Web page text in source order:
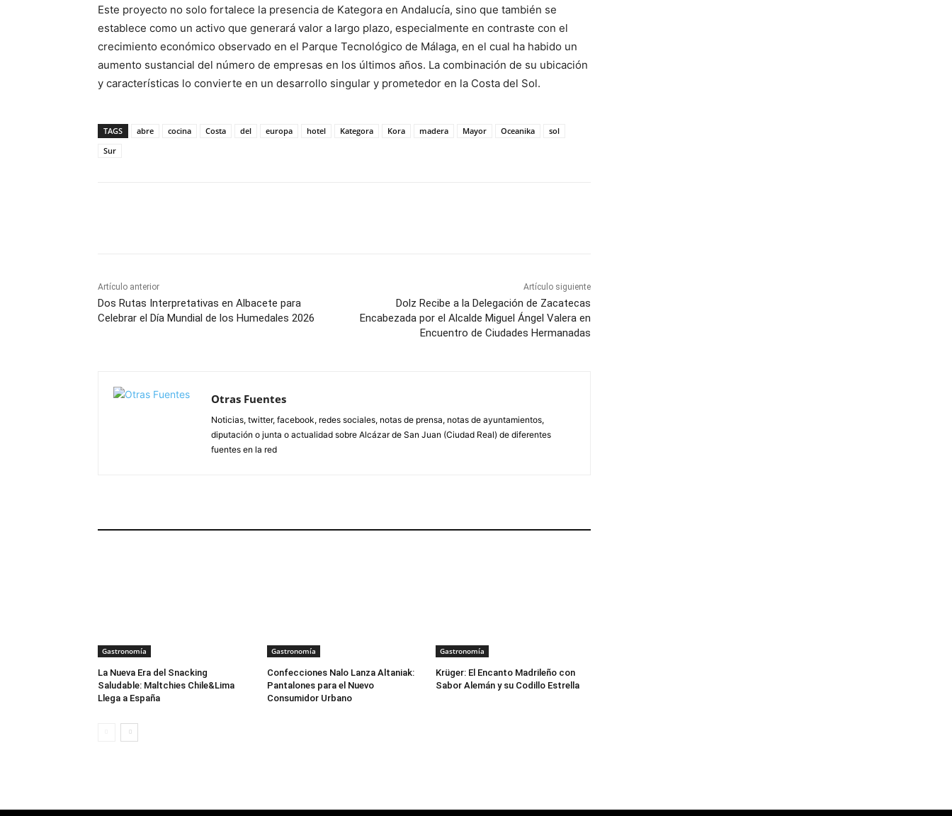
Este proyecto no solo fortalece la presencia de Kategora en Andalucía, sino que también se
establece como un activo que generará valor a largo plazo, especialmente en contraste con el
crecimiento económico observado en el Parque Tecnológico de Málaga, en el cual ha habido un
aumento sustancial del número de empresas en los últimos años. La combinación de su ubicación
y características lo convierte en un desarrollo singular y prometedor en la Costa del Sol.
TAGS abre cocina Costa del europa hotel Kategora Kora madera Mayor Oceanika
sol
Sur
Artículo anterior
Dos Rutas Interpretativas en Albacete para
Celebrar el Día Mundial de los Humedales 2026
Artículo siguiente
Dolz Recibe a la Delegación de Zacatecas
Encabezada por el Alcalde Miguel Ángel Valera en
Encuentro de Ciudades Hermanadas
Otras Fuentes
Noticias, twitter, facebook, redes sociales, notas de prensa, notas de ayuntamientos,
diputación o junta o actualidad sobre Alcázar de San Juan (Ciudad Real) de diferentes
fuentes en la red
Gastronomía
La Nueva Era del Snacking
Saludable: Maltchies Chile&Lima
Llega a España
Gastronomía
Confecciones Nalo Lanza Altaniak:
Pantalones para el Nuevo
Consumidor Urbano
Gastronomía
Krüger: El Encanto Madrileño con
Sabor Alemán y su Codillo Estrella